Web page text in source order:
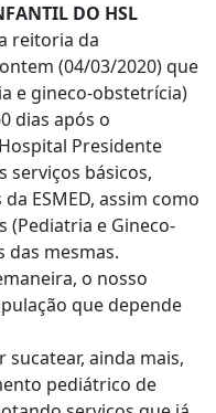
DO HSL
reitoria da
(04/03/2020) que
e gineco-obstetrícia)
dias após o
Presidente
serviços básicos,
ESMED, assim como
(Pediatria e Gineco-
das mesmas.
o nosso
que depende
sucatear, ainda mais,
pediátrico de